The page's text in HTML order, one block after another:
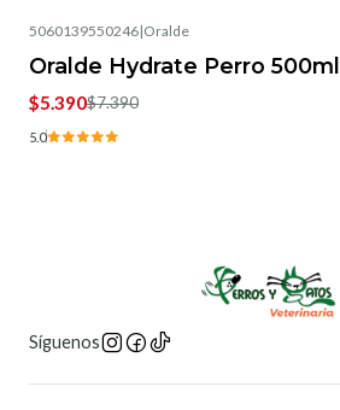
5060139550246|Oralde
Oralde Hydrate Perro 500ml
$5.390$7.390
5.0
Síguenos